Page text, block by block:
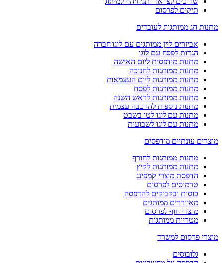
תיקים לפרסום
מתנות חג ממותגות לעובדים
אביזרים ליין ממותגים עם לוגו חברה
הגדות לפסח עם לוגו
מתנות מודפסות ליום האישה
מתנות ממותגות לחנוכה
מתנות ממותגות ליום העצמאות
מתנות ממותגות לפסח
מתנות ממותגות לראש השנה
מתנות נוספות להרכבה עצמית
מתנות עם לוגו לטו בשבט
מתנות עם לוגו לשבועות
מוצרים עונתיים מודפסים
מתנות ממותגות לחורף
מתנות ממותגות לקיץ
הדפסת מוצרי קמפינג
טרמוסים לפרסום
כוסות ובקבוקים להדפסה
מאווררים ממותגים
מוצרי חוף לפרסום
מטריות ממותגות
מוצרי פרסום למשרד
גלובוסים